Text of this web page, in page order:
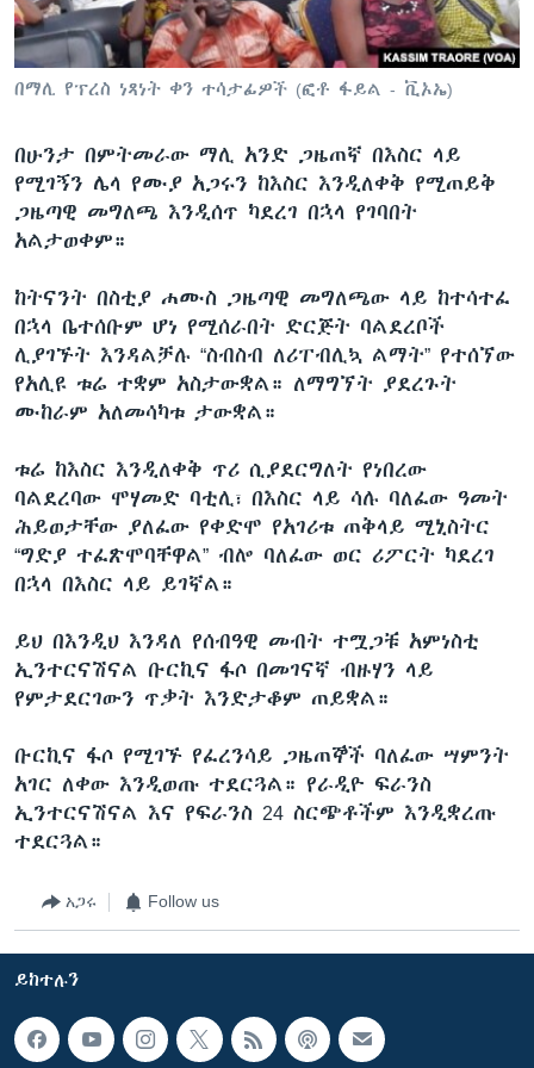
ቋንቋዎች
በማሊ የፕረስ ነጻነት ቀን ተሳታፊዎች (ፎቶ ፋይል - ቪኦኤ)
በሁንታ በምትመራው ማሊ አንድ ጋዜጠኛ በእስር ላይ
የሚገኝን ሌላ የሙያ አጋሩን ከእስር እንዲለቀቅ የሚጠይቅ
ጋዜጣዊ መግለጫ እንዲሰጥ ካደረገ በኋላ የገባበት
አልታወቀም።
ከትናንት በስቲያ ሐሙስ ጋዜጣዊ መግለጫው ላይ ከተሳተፈ
በኋላ ቤተሰቡም ሆነ የሚሰራበት ድርጅት ባልደረቦች
ሊያገኙት እንዳልቻሉ “ስብስብ ለሪፐብሊኳ ልማት” የተሰኘው
የአሊዩ ቱሬ ተቋም አስታውቋል። ለማግኘት ያደረጉት
ሙከራም አለመሳካቱ ታውቋል።
ቱሬ ከእስር እንዲለቀቅ ጥሪ ሲያደርግለት የነበረው
ባልደረባው ሞሃመድ ባቲሊ፣ በእስር ላይ ሳሉ ባለፈው ዓመት
ሕይወታቸው ያለፈው የቀድሞ የአገሪቱ ጠቅላይ ሚኒስትር
“ግድያ ተፈጽሞባቸዋል” ብሎ ባለፈው ወር ሪፖርት ካደረገ
በኋላ በእስር ላይ ይገኛል።
ይህ በእንዲህ እንዳለ የሰብዓዊ መብት ተሟጋቹ አምነስቲ
ኢንተርናሽናል ቡርኪና ፋሶ በመገናኛ ብዙሃን ላይ
የምታደርገውን ጥቃት እንድታቆም ጠይቋል።
ቡርኪና ፋሶ የሚገኙ የፈረንሳይ ጋዜጠኞች ባለፈው ሣምንት
አገር ለቀው እንዲወጡ ተደርጓል። የራዲዮ ፍራንስ
ኢንተርናሽናል እና የፍራንስ 24 ስርጭቶችም እንዲቋረጡ
ተደርጓል።
አጋሩ Follow us
ይከተሉን